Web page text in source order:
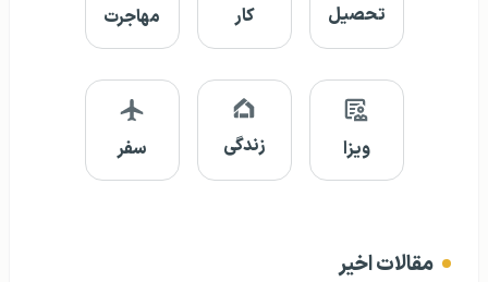
تحصیل کار مهاجرت
ویزا زندگی سفر
مقالات اخیر